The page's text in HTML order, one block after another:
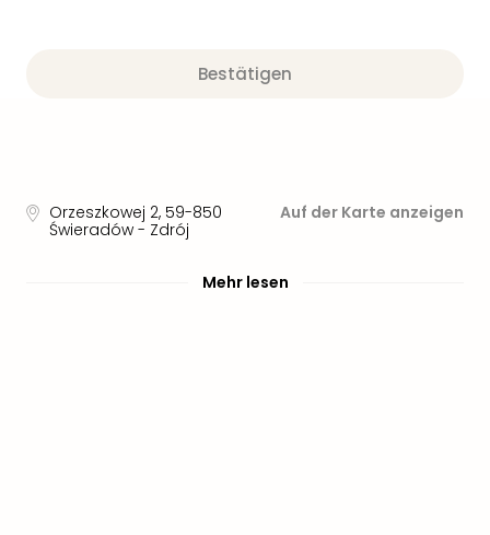
Bestätigen
Orzeszkowej 2, 59-850
Świeradów - Zdrój
Auf der Karte anzeigen
Mehr lesen